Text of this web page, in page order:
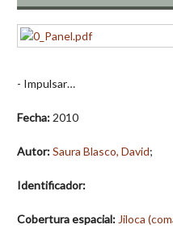
- Impulsar…
Fecha: 2010
Autor:Saura Blasco, David;
Identificador:
Cobertura espacial: Jiloca